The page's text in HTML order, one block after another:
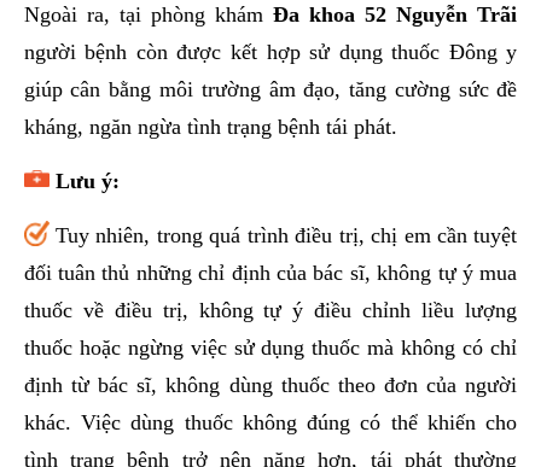
Ngoài ra, tại phòng khámĐa khoa 52 Nguyễn Trãi
người bệnh còn được kết hợp sử dụng thuốc Đông y
giúp cân bằng môi trường âm đạo, tăng cường sức đề
kháng, ngăn ngừa tình trạng bệnh tái phát.
Lưu ý:
Tuy nhiên, trong quá trình điều trị, chị em cần tuyệt
đối tuân thủ những chỉ định của bác sĩ, không tự ý mua
thuốc về điều trị, không tự ý điều chỉnh liều lượng
thuốc hoặc ngừng việc sử dụng thuốc mà không có chỉ
định từ bác sĩ, không dùng thuốc theo đơn của người
khác. Việc dùng thuốc không đúng có thể khiến cho
tình trạng bệnh trở nên nặng hơn, tái phát thường